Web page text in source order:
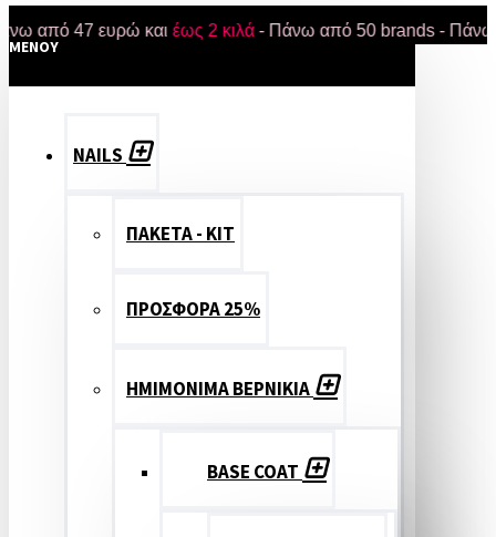
47 ευρώ καιέως 2 κιλά- Πάνω από 50 brands - Πάνω από
MENOY
NAILS
ΠΑΚΕΤΑ - ΚΙΤ
ΠΡΟΣΦΟΡΑ 25%
ΗΜΙΜΟΝΙΜΑ ΒΕΡΝΙΚΙΑ
BASE COAT